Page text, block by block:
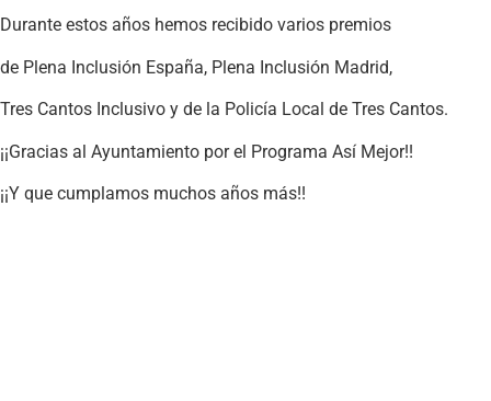
Durante estos años hemos recibido varios premios
de Plena Inclusión España, Plena Inclusión Madrid,
Tres Cantos Inclusivo y de la Policía Local de Tres Cantos.
¡¡Gracias al Ayuntamiento por el Programa Así Mejor!!
¡¡Y que cumplamos muchos años más!!